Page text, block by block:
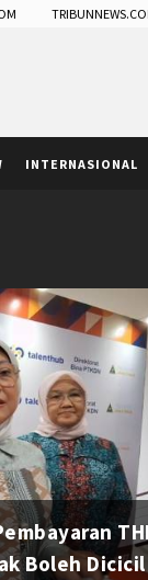
INTERNASIONAL
Boleh Dicicil